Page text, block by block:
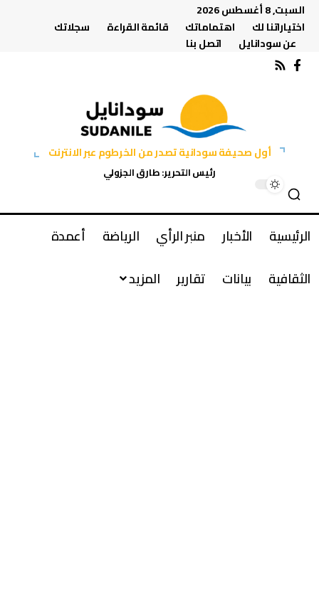
السبت, 8 أغسطس 2026
اختياراتنا لك
اهتماماتك قائمة القراءة
سجلاتك
عن سودانايل
اتصل بنا
أول صحيفة سودانية تصدر من الخرطوم عبر الانترنت
رئيس التحرير: طارق الجزولي
الرئيسية الأخبار منبر الرأي الرياضة
أعمدة
الثقافية
بيانات تقارير المزيد